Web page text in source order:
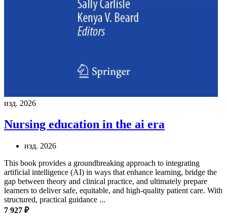
изд. 2026
Nursing education in the ai era
изд. 2026
This book provides a groundbreaking approach to integrating
artificial intelligence (AI) in ways that enhance learning, bridge the
gap between theory and clinical practice, and ultimately prepare
learners to deliver safe, equitable, and high-quality patient care. With
structured, practical guidance ...
7 927 ₽